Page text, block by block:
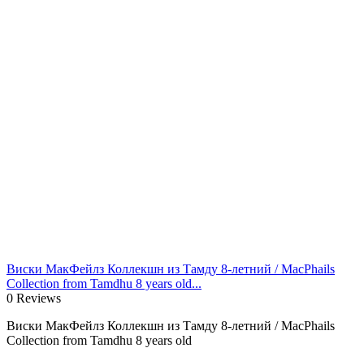
Виски МакФейлз Коллекшн из Тамду 8-летний / MacPhails
Collection from Tamdhu 8 years old...
0 Reviews
Виски МакФейлз Коллекшн из Тамду 8-летний / MacPhails
Collection from Tamdhu 8 years old